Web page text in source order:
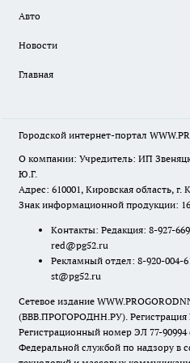
Авто
Новости
Главная
Городской интернет-портал
О компании: Учредитель: ИП
Ю.Г.
Адрес: 610001, Кировская область,
Знак информационной продукции:
Контакты: Редакция: 8-927-
red@pg52.ru
Рекламный отдел: 8-920-004-
st@pg52.ru
Сетевое издание
(ВВВ.ПРОГОРОДНН.РУ). Регистрация
Регистрационный номер ЭЛ 77-90994
Федеральной службой по надзору в